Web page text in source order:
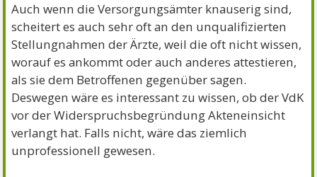
Auch wenn die Versorgungsämter knauserig sind,
scheitert es auch sehr oft an den unqualifizierten
Stellungnahmen der Ärzte, weil die oft nicht wissen,
worauf es ankommt oder auch anderes attestieren,
als sie dem Betroffenen gegenüber sagen.
Deswegen wäre es interessant zu wissen, ob der VdK
vor der Widerspruchsbegründung Akteneinsicht
verlangt hat. Falls nicht, wäre das ziemlich
unprofessionell gewesen.